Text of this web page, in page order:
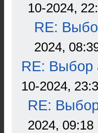
10-2024,
RE:
2024,
RE: Выбор
10-2024,
RE:
2024, 09:18